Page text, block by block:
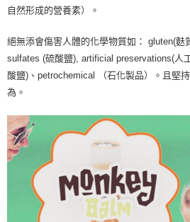
自然形成的營養素）。
絕無添會傷害人體的化學物質如： gluten(麩
sulfates (硫酸鹽), artificial preservations(人
酸鹽)、petrochemical （石化製品）。且堅
為。